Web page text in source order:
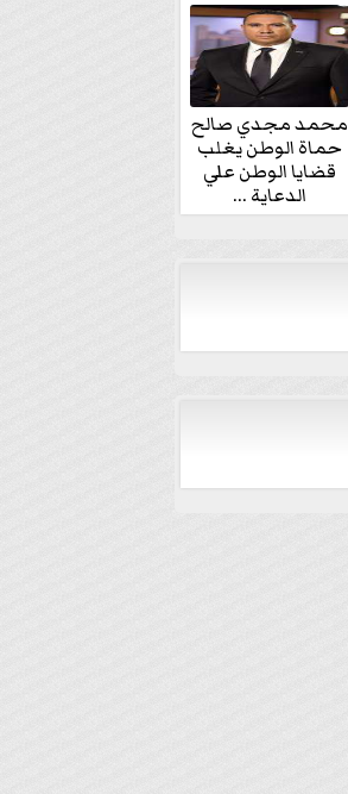
محمد مجدي صالح
حماة الوطن يغلب
قضايا الوطن علي
الدعاية ...